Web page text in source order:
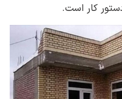
کار است.